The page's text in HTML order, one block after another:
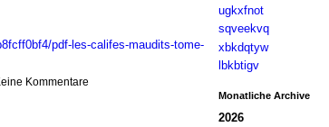
pdf-les-califes-maudits-tome-
Kommentare
ugkxfnot
sqveekvq
xbkdqtyw
lbkbtigv
Monatliche Archive
2026